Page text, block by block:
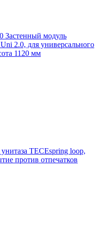
Застенный модуль
2.0, для универсального
1120 мм
TECEspring loop,
против отпечатков